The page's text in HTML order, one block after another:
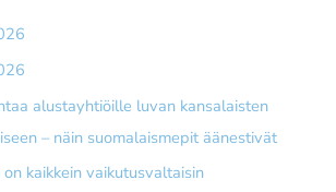
alusta­yhtiöille luvan kansalaisten
– näin suomalais­mepit äänestivät
kaikkein vaikutusvaltaisin